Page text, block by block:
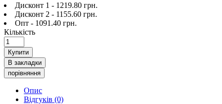
Дисконт 1 - 1219.80 грн.
Дисконт 2 - 1155.60 грн.
Опт - 1091.40 грн.
Кількість
Купити
В закладки
порівняння
Опис
Відгуків (0)